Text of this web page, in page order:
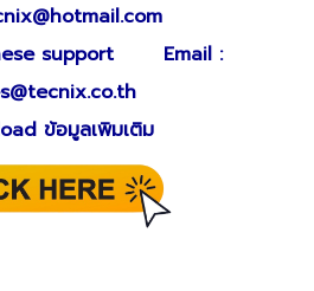
support Email :
ข้อมูลเพิมเติม